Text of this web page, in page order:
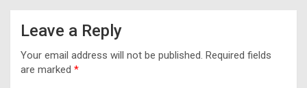
Leave a Reply
Your email address will not be published. Required fields
are marked *